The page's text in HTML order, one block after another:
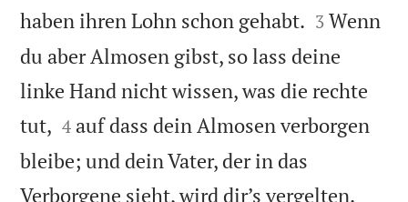
haben ihren Lohn schon gehabt. 

3 Wenn
du aber Almosen gibst, so lass deine
linke Hand nicht wissen, was die rechte
tut, 

4 auf dass dein Almosen verborgen
bleibe; und dein Vater, der in das
Verborgene sieht, wird dir’s vergelten.